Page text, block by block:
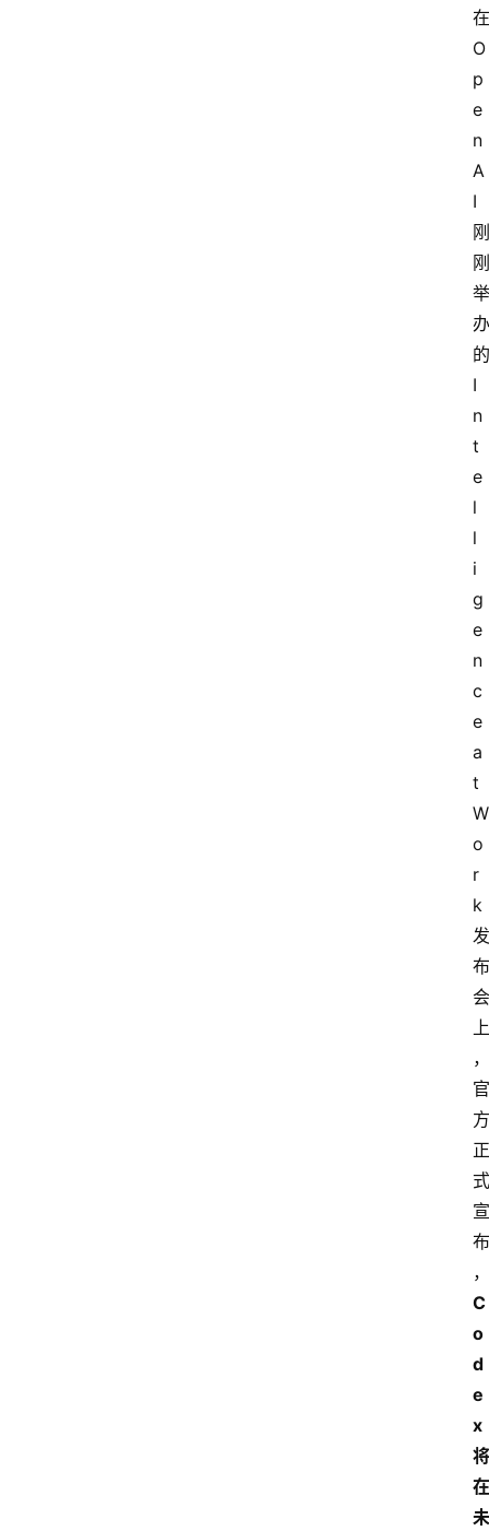
在
O
p
e
n
A
I
刚
刚
举
办
的
I
n
t
e
l
l
i
g
e
n
c
e
a
t
W
o
r
k
发
布
会
上
，
官
方
正
式
宣
布
，
C
o
d
e
x
将
在
未